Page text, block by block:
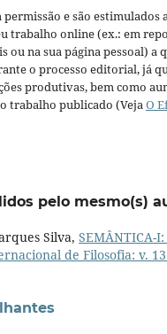
e são estimulados
trabalho online (ex.: em
ou na sua página pessoal) a
o processo editorial, já
produtivas, bem como
trabalho publicado (VejaO
pelo mesmo(s)
Silva, SEMÂNTICA-I:
de Filosofia: v.